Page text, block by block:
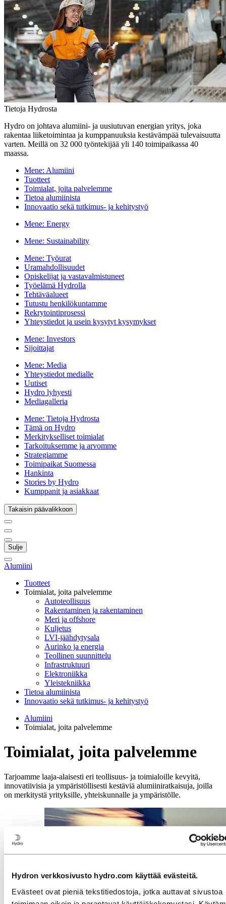
Hydron verkkosivusto hydro.com käyttää evästeitä.
Evästeet ovat pieniä tekstitiedostoja, jotka auttavat sivustoa
Tietoja Hydrosta
Hydro on johtava alumiini- ja uusiutuvan energian yritys, joka
rakentaa liiketoimintaa ja kumppanuuksia kestävämpää tulevaisuutta
varten. Meillä on 32 000 työntekijää yli 140 toimipaikassa 40
maassa.
Mene: Alumiini
Tuotteet
Toimialat, joita palvelemme
Tietoa alumiinista
Innovaatio sekä tutkimus- ja kehitystyö
Mene: Energy
Mene: Sustainability
Mene: Työurat
Uramahdollisuudet
Opiskelijat ja vastavalmistuneet
Työelämä Hydrolla
Tehtäväalueet
Tutustu henkilökuntamme
Rekrytointiprosessi
Yhteystiedot ja usein kysytyt kysymykset
Mene: Investors
Sijoittajat
Mene: Media
Yhteystiedot medialle
Uutiset
Hydro lyhyesti
Mediagalleria
Mene: Tietoja Hydrosta
Tämä on Hydro
Merkitykselliset toimialat
Tarkoituksemme ja arvomme
Strategiamme
Toimipaikat Suomessa
Hankinta
Stories by Hydro
Kumppanit ja asiakkaat
Takaisin päävalikkoon
Sulje
Alumiini
Tuotteet
Toimialat, joita palvelemme
Autoteollisuus
Rakentaminen ja rakentaminen
Meri ja offshore
Kuljetus
LVI-jäähdytysala
Aurinko ja energia
Teollinen suunnittelu
Infrastruktuuri
Elektroniikka
Yleistekniikka
Tietoa alumiinista
Innovaatio sekä tutkimus- ja kehitystyö
Alumiini
Toimialat, joita palvelemme
Toimialat, joita palvelemme
Tarjoamme laaja-alaisesti eri teollisuus- ja toimialoille kevyitä,
innovatiivisia ja ympäristöllisesti kestäviä alumiiniratkaisuja, joilla
on merkitystä yrityksille, yhteiskunnalle ja ympäristölle.